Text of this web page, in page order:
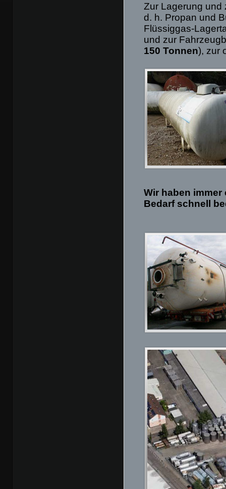
Zur Lagerung
d. h. Propan und
Flüssiggas-
und zur
150 Tonnen), zur
Wir haben immer
Bedarf schnell